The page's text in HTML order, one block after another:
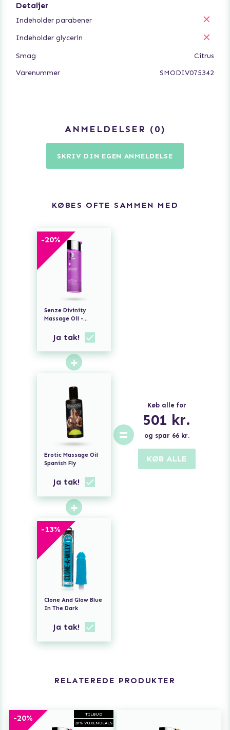
fem minutter. Varmt vand fra vandhanen på omkring 45
grader Celsius kan også bruges. Dette frigiver også nogle
af de essentielle olier i luften, hvilket skaber en
vidunderlig atmosfære med din valgte duft.
Massageolien er 100% vegansk og et meget godt valg
for professionelle massageterapeuter.
Detaljer
Indeholder parabener
Indeholder glycerin
Smag
Citrus
Varenummer
SMODIV075342
ANMELDELSER 0
SKRIV DIN EGEN ANMELDELSE
KØBES OFTE SAMMEN MED
-20%
Senze Divinity
Massage Oil -
Palmarosa
Petitgrain
Ja tak!
+
Erotic Massage Oil
Spanish Fly
Ja tak!
+
-13%
Clone And Glow Blue
In The Dark
Ja tak!
=
Køb alle for
501 kr.
og spar 66kr.
KØB ALLE
RELATEREDE PRODUKTER
TILBUD
20% VUXENDEALS
-20%